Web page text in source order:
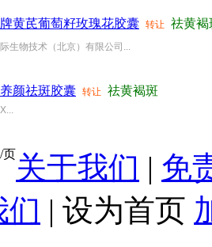
黄芪葡萄籽玫瑰花胶囊 转让 祛黄褐
生物技术（北京）有限公司...
颜祛斑胶囊 转让 祛黄褐斑
页关于我们 | 免
们 | 设为首页